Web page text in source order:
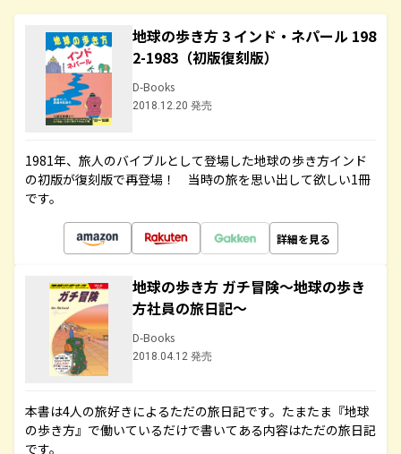
地球の歩き方 3 インド・ネパール 198
2-1983（初版復刻版）
D-Books
2018.12.20 発売
1981年、旅人のバイブルとして登場した地球の歩き方インド
の初版が復刻版で再登場！ 当時の旅を思い出して欲しい1冊
です。
詳細を見る
地球の歩き方 ガチ冒険～地球の歩き
方社員の旅日記～
D-Books
2018.04.12 発売
本書は4人の旅好きによるただの旅日記です。たまたま『地球
の歩き方』で働いているだけで書いてある内容はただの旅日記
です。